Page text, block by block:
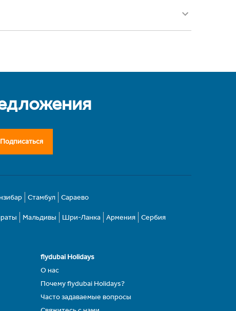
Подписаться
Стамбул Сараево
Мальдивы Шри-Ланка Армения Сербия
flydubai Holidays
О нас
Почему flydubai Holidays?
Часто задаваемые вопросы